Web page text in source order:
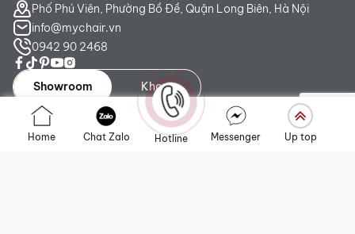
Phố Phú Viên, Phường Bồ Đề, Quận Long Biên, Hà Nội
info@mychair.vn
0942 90 2468
Showroom Kho
Showroom TP. HCM:
Số 345 - 347 Trần Phú, phường An
Home Chat Zalo Hotline Messenger Up top